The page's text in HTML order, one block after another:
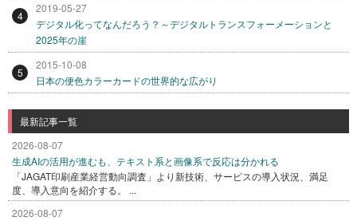
4
2019-05-27
デジタル化ってなんだろう？～デジタルトランスフォーメーションと
2025年の崖
5
2015-10-08
日本の便色カラーカードの世界的な広がり
最新記事一覧
2026-08-07
生成AIの活用が進むも、テキスト系と画像系で反応は分かれる
「JAGAT印刷産業経営動向調査」より新技術、サービスの導入状況、満足
度、導入意向を紹介する。 ...
2026-08-07